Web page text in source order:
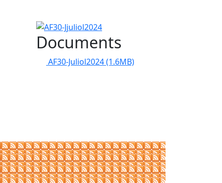
AF30-Jjuliol2024
Documents
AF30-Juliol2024(1.6MB)